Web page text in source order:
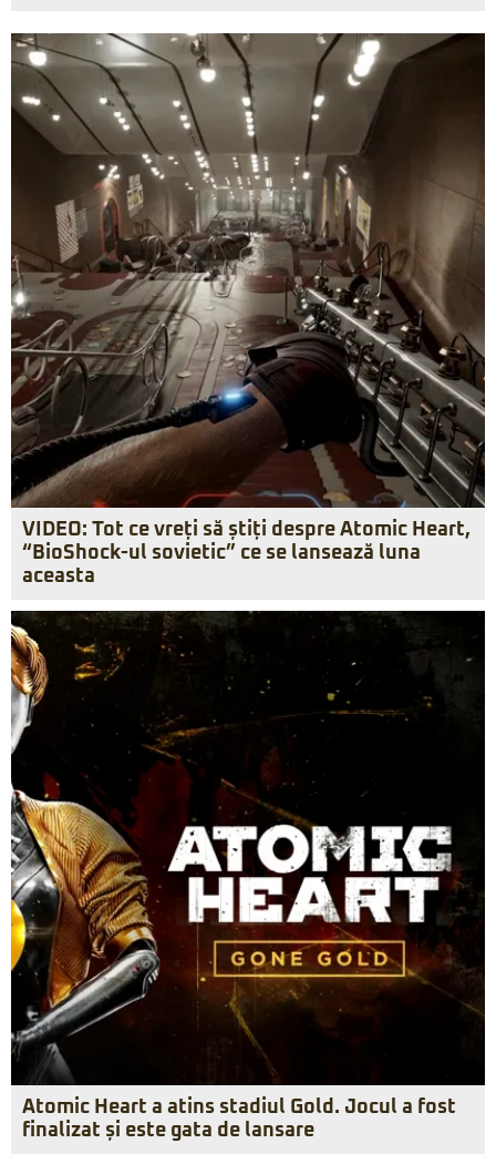
VIDEO: Tot ce vreți să știți despre Atomic Heart,
“BioShock-ul sovietic” ce se lansează luna
aceasta
Atomic Heart a atins stadiul Gold. Jocul a fost
finalizat și este gata de lansare